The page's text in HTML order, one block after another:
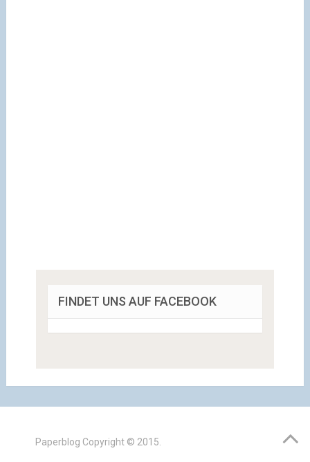
FINDET UNS AUF FACEBOOK
Paperblog Copyright © 2015.